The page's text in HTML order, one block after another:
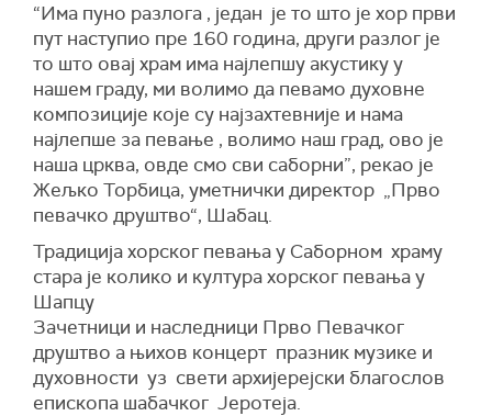
“Има пуно разлога , један је то што је хор први
пут наступио пре 160 година, други разлог је
то што овај храм има најлепшу акустику у
нашем граду, ми волимо да певамо духовне
композиције које су најзахтевније и нама
најлепше за певање , волимо наш град, ово је
наша црква, овде смо сви саборни”, рекао је
Жељко Торбица, уметнички директор „Прво
певачко друштво“, Шабац.
Традиција хорског певања у Саборном храму
стара је колико и култура хорског певања у
Шапцу
Зачетници и наследници Прво Певачког
друштво а њихов концерт празник музике и
духовности уз свети архијерејски благослов
епископа шабачког Јеротеја.